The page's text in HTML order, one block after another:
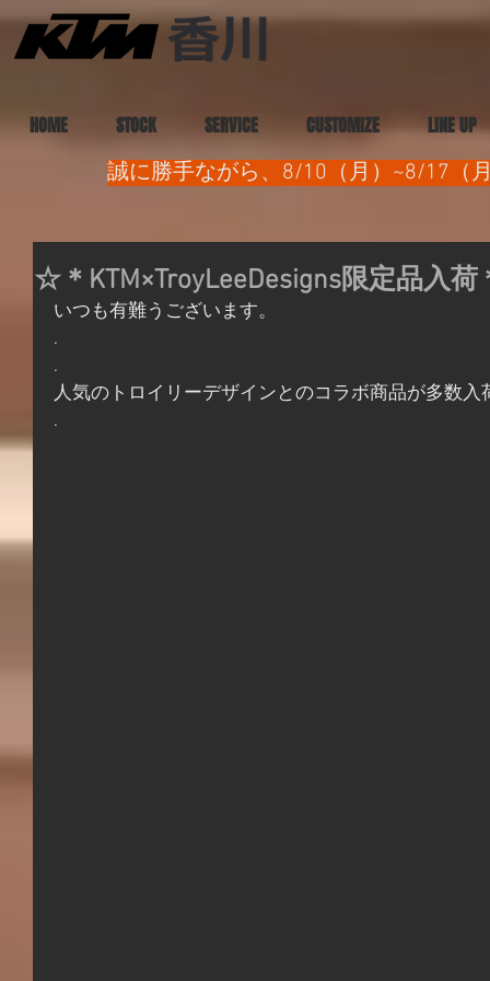
HOME STOCK SERVICE CUSTOMIZE LINE UP
誠に勝手ながら、8/10（月）~8/17（
☆＊KTM×TroyLeeDesigns限定品入
いつも有難うございます。
.
.
人気のトロイリーデザインとのコラボ商品が多数入
.